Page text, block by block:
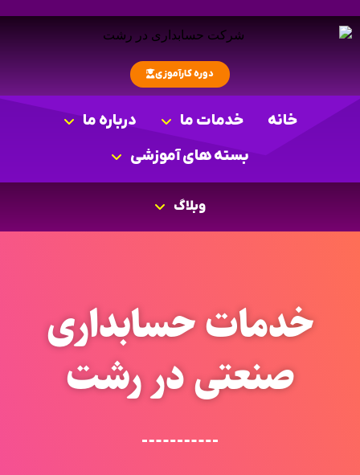
دوره کارآموزی
خانه خدمات ما
درباره ما
بسته های آموزشی
وبلاگ
خدمات حسابداری
صنعتی در رشت